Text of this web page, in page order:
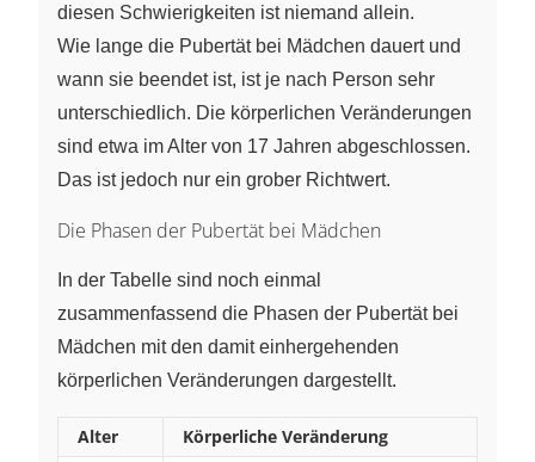
diesen Schwierigkeiten ist niemand allein.
Wie lange die Pubertät bei Mädchen dauert und
wann sie beendet ist, ist je nach Person sehr
unterschiedlich. Die körperlichen Veränderungen
sind etwa im Alter von 17 Jahren abgeschlossen.
Das ist jedoch nur ein grober Richtwert.
Die Phasen der Pubertät bei Mädchen
In der Tabelle sind noch einmal
zusammenfassend die Phasen der Pubertät bei
Mädchen mit den damit einhergehenden
körperlichen Veränderungen dargestellt.
Alter
Körperliche Veränderung